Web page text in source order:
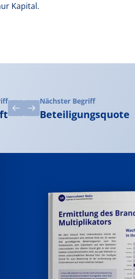
Kapital.
Nächster Begriff
Beteiligungsquote